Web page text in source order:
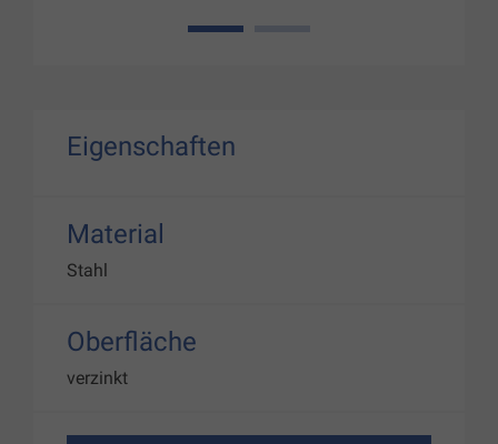
1
Eigenschaften
Material
Stahl
Oberfläche
verzinkt